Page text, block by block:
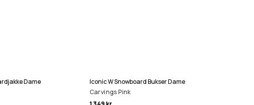
Dame
Iconic W Snowboard Bukser Dame
Carvings Pink